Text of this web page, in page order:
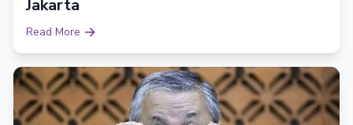
Jakarta
Read More